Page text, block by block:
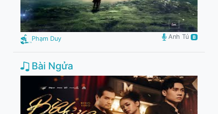
Phạm Duy Anh Tú B
Bài Ngửa